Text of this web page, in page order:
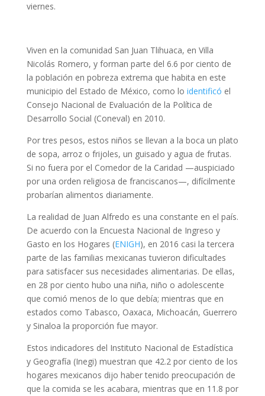
viernes.
Viven en la comunidad San Juan Tlihuaca, en Villa
Nicolás Romero, y forman parte del 6.6 por ciento de
la población en pobreza extrema que habita en este
municipio del Estado de México, como lo identificó el
Consejo Nacional de Evaluación de la Política de
Desarrollo Social (Coneval) en 2010.
Por tres pesos, estos niños se llevan a la boca un plato
de sopa, arroz o frijoles, un guisado y agua de frutas.
Si no fuera por el Comedor de la Caridad —auspiciado
por una orden religiosa de franciscanos—, difícilmente
probarían alimentos diariamente.
La realidad de Juan Alfredo es una constante en el país.
De acuerdo con la Encuesta Nacional de Ingreso y
Gasto en los Hogares (ENIGH), en 2016 casi la tercera
parte de las familias mexicanas tuvieron dificultades
para satisfacer sus necesidades alimentarias. De ellas,
en 28 por ciento hubo una niña, niño o adolescente
que comió menos de lo que debía; mientras que en
estados como Tabasco, Oaxaca, Michoacán, Guerrero
y Sinaloa la proporción fue mayor.
Estos indicadores del Instituto Nacional de Estadística
y Geografía (Inegi) muestran que 42.2 por ciento de los
hogares mexicanos dijo haber tenido preocupación de
que la comida se les acabara, mientras que en 11.8 por